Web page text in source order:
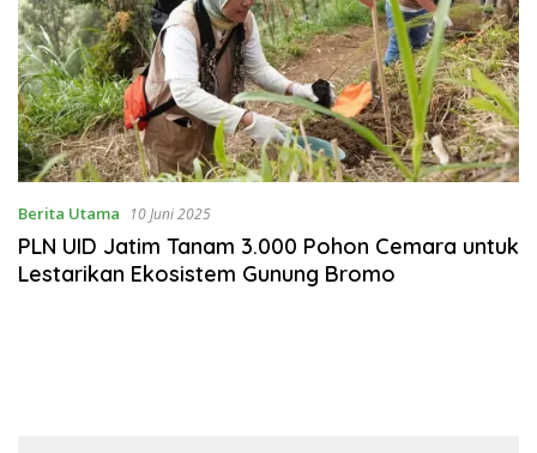
Berita Utama 10 Juni 2025
PLN UID Jatim Tanam 3.000 Pohon Cemara untuk
Lestarikan Ekosistem Gunung Bromo